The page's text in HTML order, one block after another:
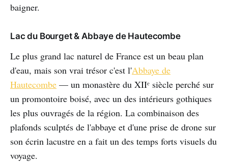
baigner.
Lac du Bourget & Abbaye de Hautecombe
Le plus grand lac naturel de France est un beau plan
d'eau, mais son vrai trésor c'est l'Abbaye de
Hautecombe — un monastère du XIIᵉ siècle perché sur
un promontoire boisé, avec un des intérieurs gothiques
les plus ouvragés de la région. La combinaison des
plafonds sculptés de l'abbaye et d'une prise de drone sur
son écrin lacustre en a fait un des temps forts visuels du
voyage.